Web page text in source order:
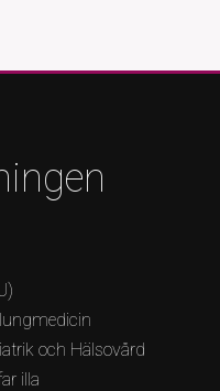
och Hälsovård
illa